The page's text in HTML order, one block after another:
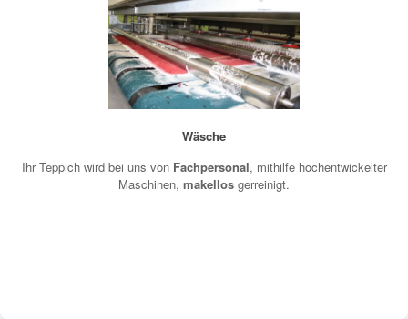
Wäsche
Ihr Teppich wird bei uns von Fachpersonal, mithilfe hochentwickelter
Maschinen, makellos gerreinigt.